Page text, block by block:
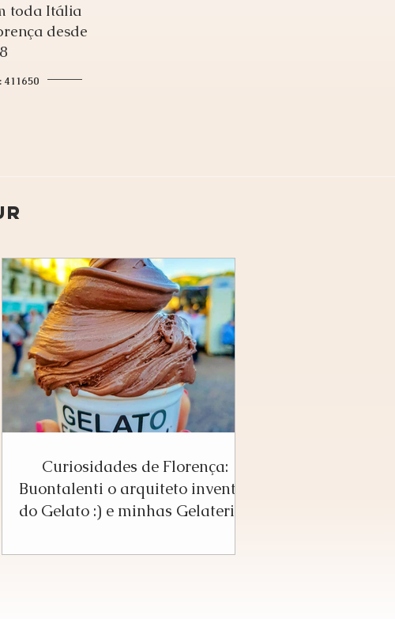
toda Itália
desde
411650
Curiosidades de Florença:
Buontalenti o arquiteto inventor
do Gelato :) e minhas Gelaterias